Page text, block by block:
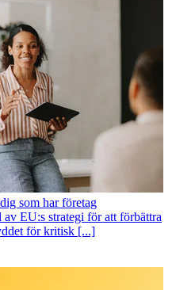
som har företag
EU:s strategi för att förbättra
för kritisk [...]